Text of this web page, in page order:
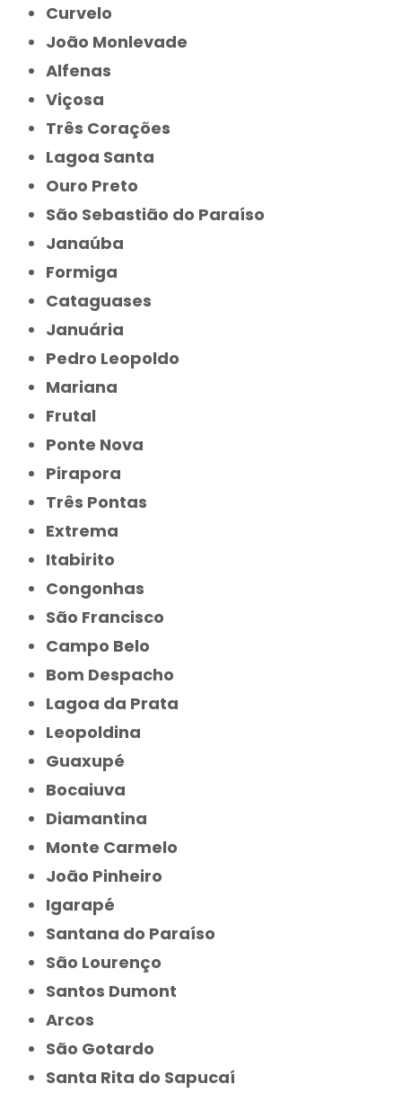
Curvelo
João Monlevade
Alfenas
Viçosa
Três Corações
Lagoa Santa
Ouro Preto
São Sebastião do Paraíso
Janaúba
Formiga
Cataguases
Januária
Pedro Leopoldo
Mariana
Frutal
Ponte Nova
Pirapora
Três Pontas
Extrema
Itabirito
Congonhas
São Francisco
Campo Belo
Bom Despacho
Lagoa da Prata
Leopoldina
Guaxupé
Bocaiuva
Diamantina
Monte Carmelo
João Pinheiro
Igarapé
Santana do Paraíso
São Lourenço
Santos Dumont
Arcos
São Gotardo
Santa Rita do Sapucaí